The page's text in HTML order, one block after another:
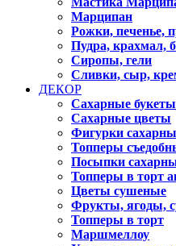
Марципан
Рожки, печенье,
Пудра, крахмал,
Сиропы, гели
Сливки, сыр,
ДЕКОР
Сахарные букеты
Сахарные цветы
Фигурки
Топперы
Посыпки
Топперы в торт
Цветы сушеные
Фрукты, ягоды,
Топперы в торт
Маршмеллоу